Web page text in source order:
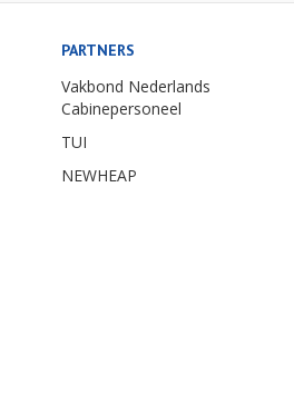
PARTNERS
Vakbond Nederlands
Cabinepersoneel
TUI
NEWHEAP